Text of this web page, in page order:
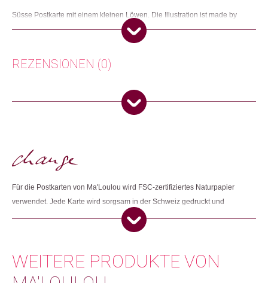
Süsse Postkarte mit einem kleinen Löwen. Die Illustration ist made by
Artikelnummer: 110597.02
Weitere Produkte shoppen, die diesem Changemaker Kriterium
REZENSIONEN (0)
Es gibt noch keine Rezensionen.
Für die Postkarten von Ma'Loulou wird FSC-zertifiziertes Naturpapier
verwendet. Jede Karte wird sorgsam in der Schweiz gedruckt und
WEITERE PRODUKTE VON